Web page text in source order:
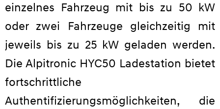
einzelnes Fahrzeug mit bis zu 50 kW
oder zwei Fahrzeuge gleichzeitig mit
jeweils bis zu 25 kW geladen werden.
Die Alpitronic HYC50 Ladestation bietet
fortschrittliche
Authentifizierungsmöglichkeiten, die